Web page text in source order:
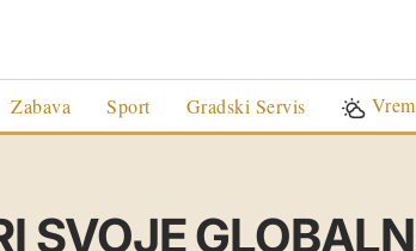
Zabava Sport Gradski Servis
SVOJE